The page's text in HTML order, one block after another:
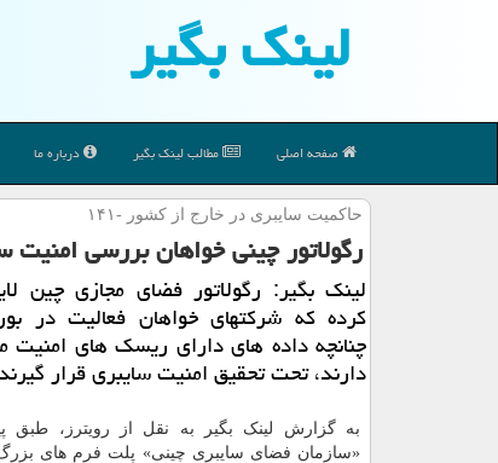
لینك بگیر
صفحه اصلی مطالب لینك بگیر درباره ما
حاكمیت سایبری در خارج از كشور -۱۴۱
رگولاتور چینی خواهان بررسی
لینک بگیر: رگولاتور فضای مجازی چین
کرده که شرکتهای خواهان فعالیت
چنانچه داده های دارای ریسک های امنیت
دارند، تحت تحقیق امنیت سایبری قرار
به گزارش لینک بگیر به نقل از رویترز، طبق
«سازمان فضای سایبری چینی» پلت فرم های بزرگ